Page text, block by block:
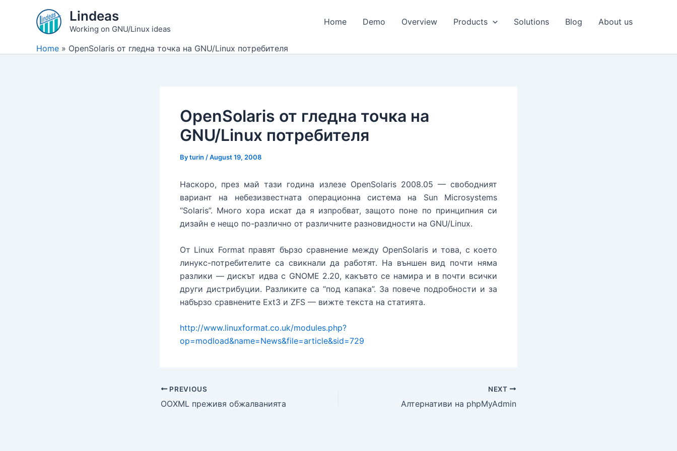
Lindeas
Working on GNU/Linux ideas
Home Demo Overview Products Solutions Blog About us
Home OpenSolaris от гледна точка на GNU/Linux потребителя
OpenSolaris от гледна точка на
GNU/Linux потребителя
Byturin /August 19, 2008
Наскоро, през май тази година излезе OpenSolaris 2008.05 — свободният
вариант на небезизвестната операционна система на Sun Microsystems
“Solaris”. Много хора искат да я изпробват, защото поне по принципния си
дизайн е нещо по-различно от различните разновидности на GNU/Linux.
От Linux Format правят бързо сравнение между OpenSolaris и това, с което
линукс-потребителите са свикнали да работят. На външен вид почти няма
разлики — дискът идва с GNOME 2.20, какъвто се намира и в почти всички
други дистрибуции. Разликите са “под капака”. За повече подробности и за
набързо сравнените Ext3 и ZFS — вижте текста на статията.
http://www.linuxformat.co.uk/modules.php?
op=modload&name=News&file=article&sid=729
PREVIOUS
OOXML преживя обжалванията
NEXT
Алтернативи на phpMyAdmin